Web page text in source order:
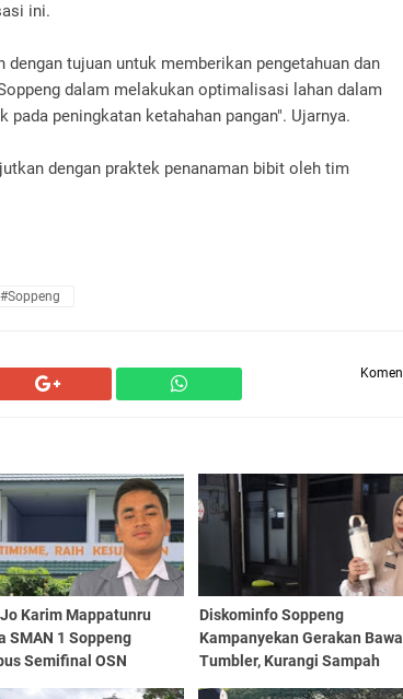
ini.
dengan tujuan untuk memberikan pengetahuan dan
dalam melakukan optimalisasi lahan dalam
pada peningkatan ketahahan pangan". Ujarnya.
dengan praktek penanaman bibit oleh tim
#Soppeng
Karim Mappatunru
SMAN 1 Soppeng
Semifinal OSN
2026 Wakili Sulsel
Diskominfo Soppeng
Kampanyekan Gerakan Bawa
Tumbler, Kurangi Sampah
Plastik dan Jaga Kesehatan